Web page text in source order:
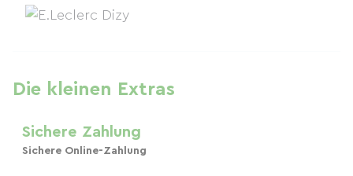
Die kleinen Extras
Sichere Zahlung
Sichere Online-Zahlung